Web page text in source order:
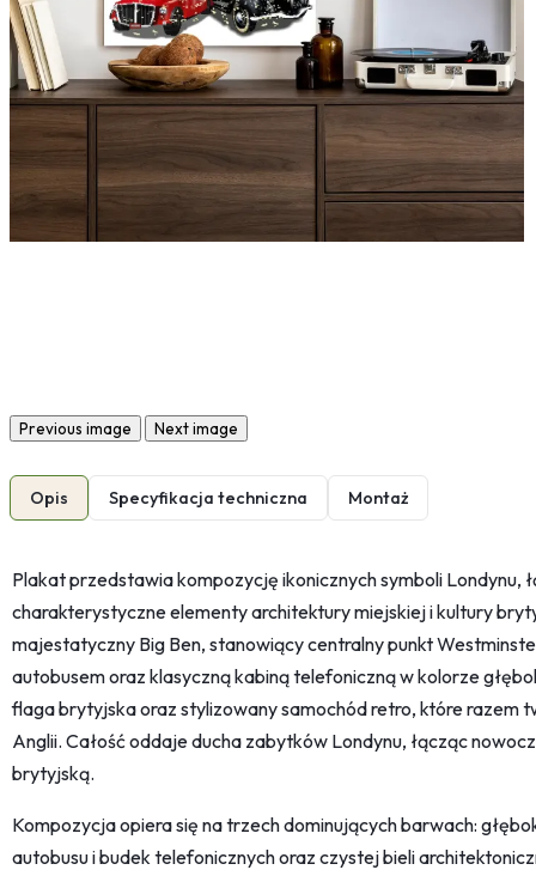
Previous image Next image
Opis Specyfikacja techniczna Montaż
Plakat przedstawia kompozycję ikonicznych symboli Londynu,
charakterystyczne elementy architektury miejskiej i kultury
majestatyczny Big Ben, stanowiący centralny punkt
autobusem oraz klasyczną kabiną telefoniczną w kolorze
flaga brytyjska oraz stylizowany samochód retro, które razem
Anglii. Całość oddaje ducha zabytków Londynu, łącząc
brytyjską.
Kompozycja opiera się na trzech dominujących barwach:
autobusu i budek telefonicznych oraz czystej bieli